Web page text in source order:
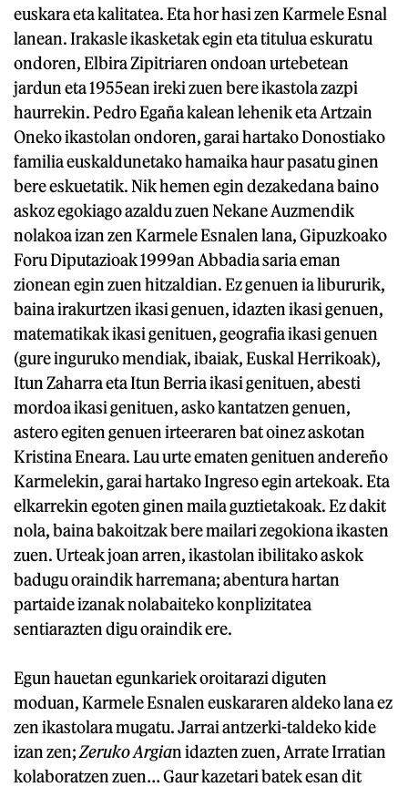
euskara eta kalitatea. Eta hor hasi zen Karmele Esnal
lanean. Irakasle ikasketak egin eta titulua eskuratu
ondoren, Elbira Zipitriaren ondoan urtebetean
jardun eta 1955ean ireki zuen bere ikastola zazpi
haurrekin. Pedro Egaña kalean lehenik eta Artzain
Oneko ikastolan ondoren, garai hartako Donostiako
familia euskaldunetako hamaika haur pasatu ginen
bere eskuetatik. Nik hemen egin dezakedana baino
askoz egokiago azaldu zuen Nekane Auzmendik
nolakoa izan zen Karmele Esnalen lana, Gipuzkoako
Foru Diputazioak 1999an Abbadia saria eman
zionean egin zuen hitzaldian. Ez genuen ia libururik,
baina irakurtzen ikasi genuen, idazten ikasi genuen,
matematikak ikasi genituen, geografia ikasi genuen
(gure inguruko mendiak, ibaiak, Euskal Herrikoak),
Itun Zaharra eta Itun Berria ikasi genituen, abesti
mordoa ikasi genituen, asko kantatzen genuen,
astero egiten genuen irteeraren bat oinez askotan
Kristina Eneara. Lau urte ematen genituen andereño
Karmelekin, garai hartako Ingreso egin artekoak. Eta
elkarrekin egoten ginen maila guztietakoak. Ez dakit
nola, baina bakoitzak bere mailari zegokiona ikasten
zuen. Urteak joan arren, ikastolan ibilitako askok
badugu oraindik harremana; abentura hartan
partaide izanak nolabaiteko konplizitatea
sentiarazten digu oraindik ere.
Egun hauetan egunkariek oroitarazi diguten
moduan, Karmele Esnalen euskararen aldeko lana ez
zen ikastolara mugatu. Jarrai antzerki-taldeko kide
izan zen;Zeruko Argian idazten zuen, Arrate Irratian
kolaboratzen zuen… Gaur kazetari batek esan dit